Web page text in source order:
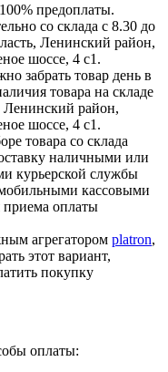
предоплаты.
со склада с 8.30 до
Ленинский район,
шоссе, 4 с1.
забрать товар день в
товара на складе
Ленинский район,
шоссе, 4 с1.
товара со склада
наличными или
курьерской службы
кассовыми
приема оплаты
агрегатором platron,
этот вариант,
покупку
оплаты: